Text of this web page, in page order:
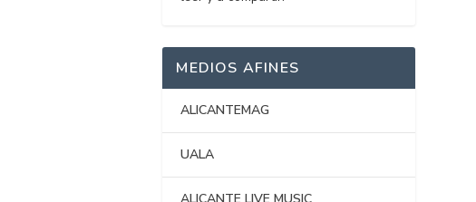
MEDIOS AFINES
ALICANTEMAG
UALA